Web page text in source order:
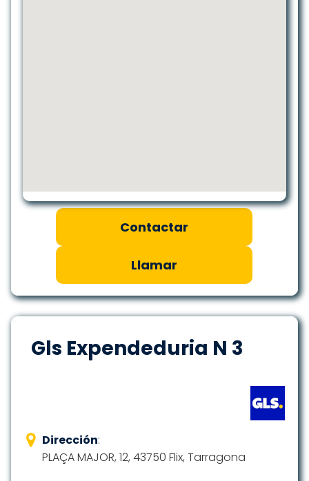
Contactar
Llamar
Gls Expendeduria N 3
Dirección:
PLAÇA MAJOR, 12, 43750 Flix, Tarragona